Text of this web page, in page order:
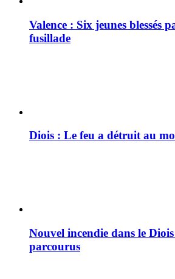
Valence : Six jeunes blessés
fusillade
Diois : Le feu a détruit au
Nouvel incendie dans le
parcourus